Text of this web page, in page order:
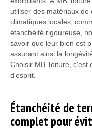
utiliser des matériaux
climatiques locales,
étanchéité rigoureuse,
savoir que leur bien est
assurant ainsi la
Choisir MB Toiture, c'est
d'esprit.
Étanchéité de
complet pour